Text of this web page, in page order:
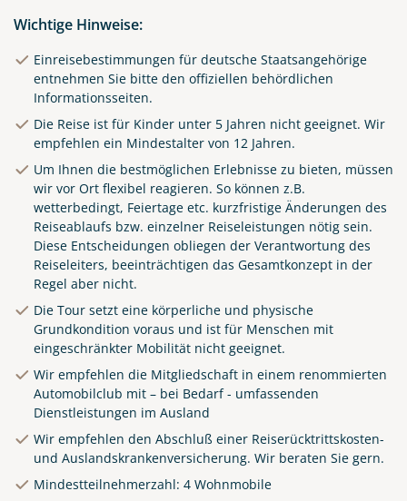
Wichtige Hinweise:
Einreisebestimmungen für deutsche Staatsangehörige
entnehmen Sie bitte den offiziellen behördlichen
Informationsseiten.
Die Reise ist für Kinder unter 5 Jahren nicht geeignet. Wir
empfehlen ein Mindestalter von 12 Jahren.
Um Ihnen die bestmöglichen Erlebnisse zu bieten, müssen
wir vor Ort flexibel reagieren. So können z.B.
wetterbedingt, Feiertage etc. kurzfristige Änderungen des
Reiseablaufs bzw. einzelner Reiseleistungen nötig sein.
Diese Entscheidungen obliegen der Verantwortung des
Reiseleiters, beeinträchtigen das Gesamtkonzept in der
Regel aber nicht.
Die Tour setzt eine körperliche und physische
Grundkondition voraus und ist für Menschen mit
eingeschränkter Mobilität nicht geeignet.
Wir empfehlen die Mitgliedschaft in einem renommierten
Automobilclub mit – bei Bedarf - umfassenden
Dienstleistungen im Ausland
Wir empfehlen den Abschluß einer Reiserücktrittskosten-
und Auslandskrankenversicherung. Wir beraten Sie gern.
Mindestteilnehmerzahl: 4 Wohnmobile